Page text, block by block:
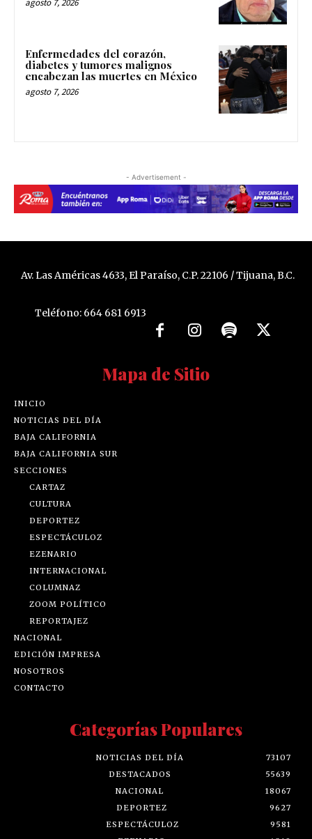
agosto 7, 2026
Enfermedades del corazón,
diabetes y tumores malignos
encabezan las muertes en México
agosto 7, 2026
- Advertisement -
Av. Las Américas 4633, El Paraíso, C.P. 22106 / Tijuana, B.C.
Teléfono: 664 681 6913
Mapa de Sitio
INICIO
NOTICIAS DEL DÍA
BAJA CALIFORNIA
BAJA CALIFORNIA SUR
SECCIONES
CARTAZ
CULTURA
DEPORTEZ
ESPECTÁCULOZ
EZENARIO
INTERNACIONAL
COLUMNAZ
ZOOM POLÍTICO
REPORTAJEZ
NACIONAL
EDICIÓN IMPRESA
NOSOTROS
CONTACTO
Categorías Populares
NOTICIAS DEL DÍA
73107
DESTACADOS
55639
NACIONAL
18067
DEPORTEZ
9627
ESPECTÁCULOZ
9581